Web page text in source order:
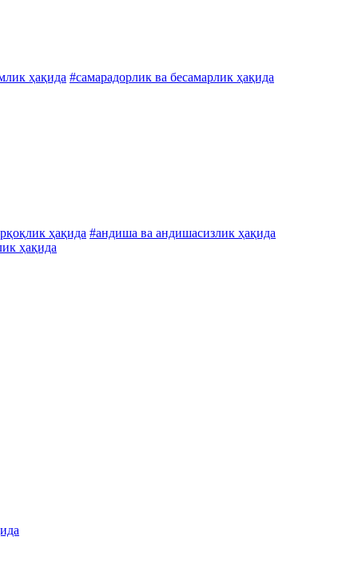
ҳақида #самарадорлик ва бесамарлик ҳақида
ҳақида #андиша ва андишасизлик ҳақида
ҳақида